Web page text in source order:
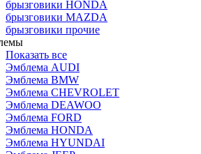
брызговики HONDA
брызговики MAZDA
брызговики прочие
Показать все
Эмблема AUDI
Эмблема BMW
Эмблема CHEVROLET
Эмблема DEAWOO
Эмблема FORD
Эмблема HONDA
Эмблема HYUNDAI